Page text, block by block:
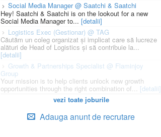
Social Media Manager @ Saatchi & Saatchi
Hey! Saatchi & Saatchi is on the lookout for a new
Social Media Manager to... [detalii]
Logistics Exec (Gestionar) @ TAG
Căutăm un coleg organizat și implicat care să lucreze
alături de Head of Logistics și să contribuie la...
[detalii]
Growth & Partnerships Specialist @ Flaminjoy
Group
Your mission is to help clients unlock new growth
opportunities through the right combination of... [detalii]
vezi toate joburile
Adauga anunt de recrutare